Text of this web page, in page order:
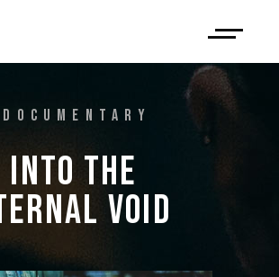
DOCUMENTARY
INTO THE
VOID